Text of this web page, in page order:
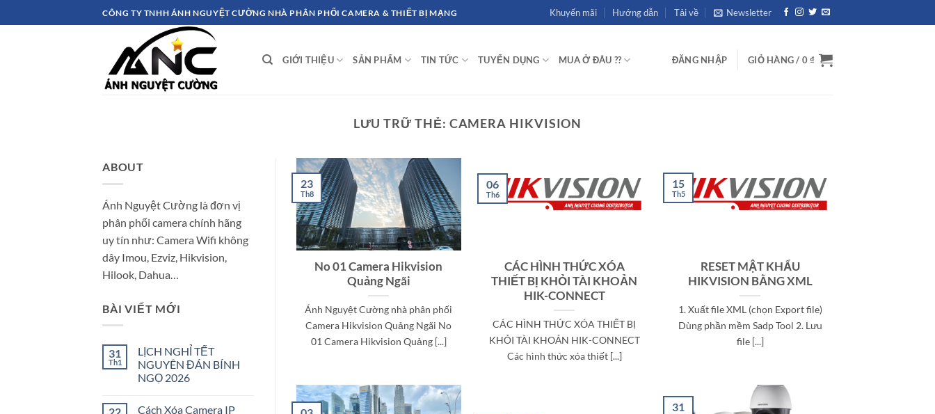
qua
CÔNG TY TNHH ÁNH NGUYỆT CƯỜNG NHÀ PHÂN PHỐI CAMERA & THIẾT BỊ MẠNG Khuyến mãi Hướng dẫn Tải về Newsletter
GIỚI THIỆU SẢN PHẨM TIN TỨC TUYỂN DỤNG MUA Ở ĐÂU ?? ĐĂNG NHẬP GIỎ HÀNG / 0₫
LƯU TRỮ THẺ: CAMERA HIKVISION
ABOUT
Ánh Nguyệt Cường là đơn vị
phân phối camera chính hãng
uy tín như: Camera Wifi không
dây Imou, Ezviz, Hikvision,
Hilook, Dahua…
BÀI VIẾT MỚI
31
Th1
LỊCH NGHỈ TẾT
NGUYÊN ĐÁN BÍNH
NGỌ 2026
bình
Cách Xóa Camera IP
No 01 Camera Hikvision
Quảng Ngãi
Ánh Nguyệt Cường nhà phân phối
Camera Hikvision Quảng Ngãi No
01 Camera Hikvision Quảng [...]
23
Th8
CÁC HÌNH THỨC XÓA
THIẾT BỊ KHỎI TÀI KHOẢN
HIK-CONNECT
CÁC HÌNH THỨC XÓA THIẾT BỊ
KHỎI TÀI KHOẢN HIK-CONNECT
Các hình thức xóa thiết [...]
06
Th6
RESET MẬT KHẨU
HIKVISION BẰNG XML
1. Xuất file XML (chọn Export file)
Dùng phần mềm Sadp Tool 2. Lưu
file [...]
15
Th5
31